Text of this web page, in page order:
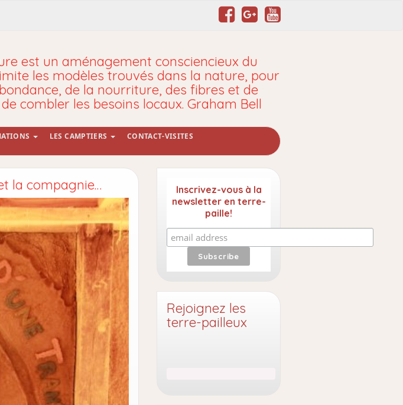
est un aménagement consciencieux du
les modèles trouvés dans la nature, pour
de la nourriture, des fibres et de
combler les besoins locaux. Graham Bell
LES CAMPTIERS CONTACT-VISITES
la compagnie…
Inscrivez-vous à la
newsletter en terre-
paille!
Rejoignez les
terre-pailleux